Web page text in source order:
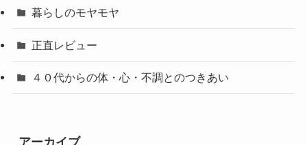
暮らしのモヤモヤ
正直レビュー
４０代からの体・心・不調とのつきあい